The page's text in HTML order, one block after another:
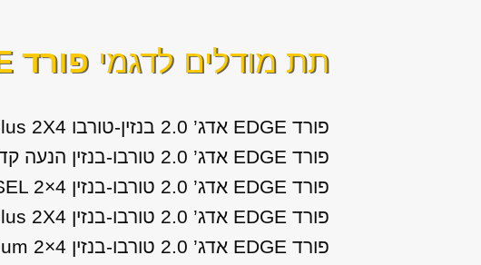
תת מודלים לדגמיפורד EDGE אדג’
פורד EDGE אדג’ 2.0 בנזין-טורבו Titanium Plus 2X4 שנות ייצור: 2019, 2020
פורד EDGE אדג’ 2.0 טורבו-בנזין הנעה קדמית +SEL שנות ייצור: 2014, 2015
פורד EDGE אדג’ 2.0 טורבו-בנזין SEL 2×4 שנות ייצור: 2016, 2017, 2018
פורד EDGE אדג’ 2.0 טורבו-בנזין SEL Plus 2X4 שנות ייצור: 2019, 2020
פורד EDGE אדג’ 2.0 טורבו-בנזין Titanium 2×4 שנות ייצור: 2016, 2017, 2018, 2019, 2020